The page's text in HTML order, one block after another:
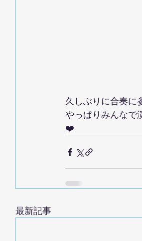
久しぶりに合奏
やっぱりみんな
❤️
最新記事